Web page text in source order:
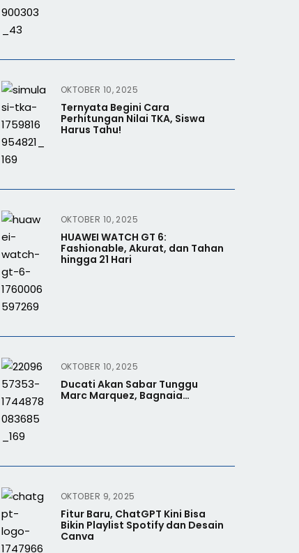
OKTOBER 10, 2025
Ternyata Begini Cara
Perhitungan Nilai TKA, Siswa
Harus Tahu!
OKTOBER 10, 2025
HUAWEI WATCH GT 6:
Fashionable, Akurat, dan Tahan
hingga 21 Hari
OKTOBER 10, 2025
Ducati Akan Sabar Tunggu
Marc Marquez, Bagnaia…
OKTOBER 9, 2025
Fitur Baru, ChatGPT Kini Bisa
Bikin Playlist Spotify dan Desain
Canva